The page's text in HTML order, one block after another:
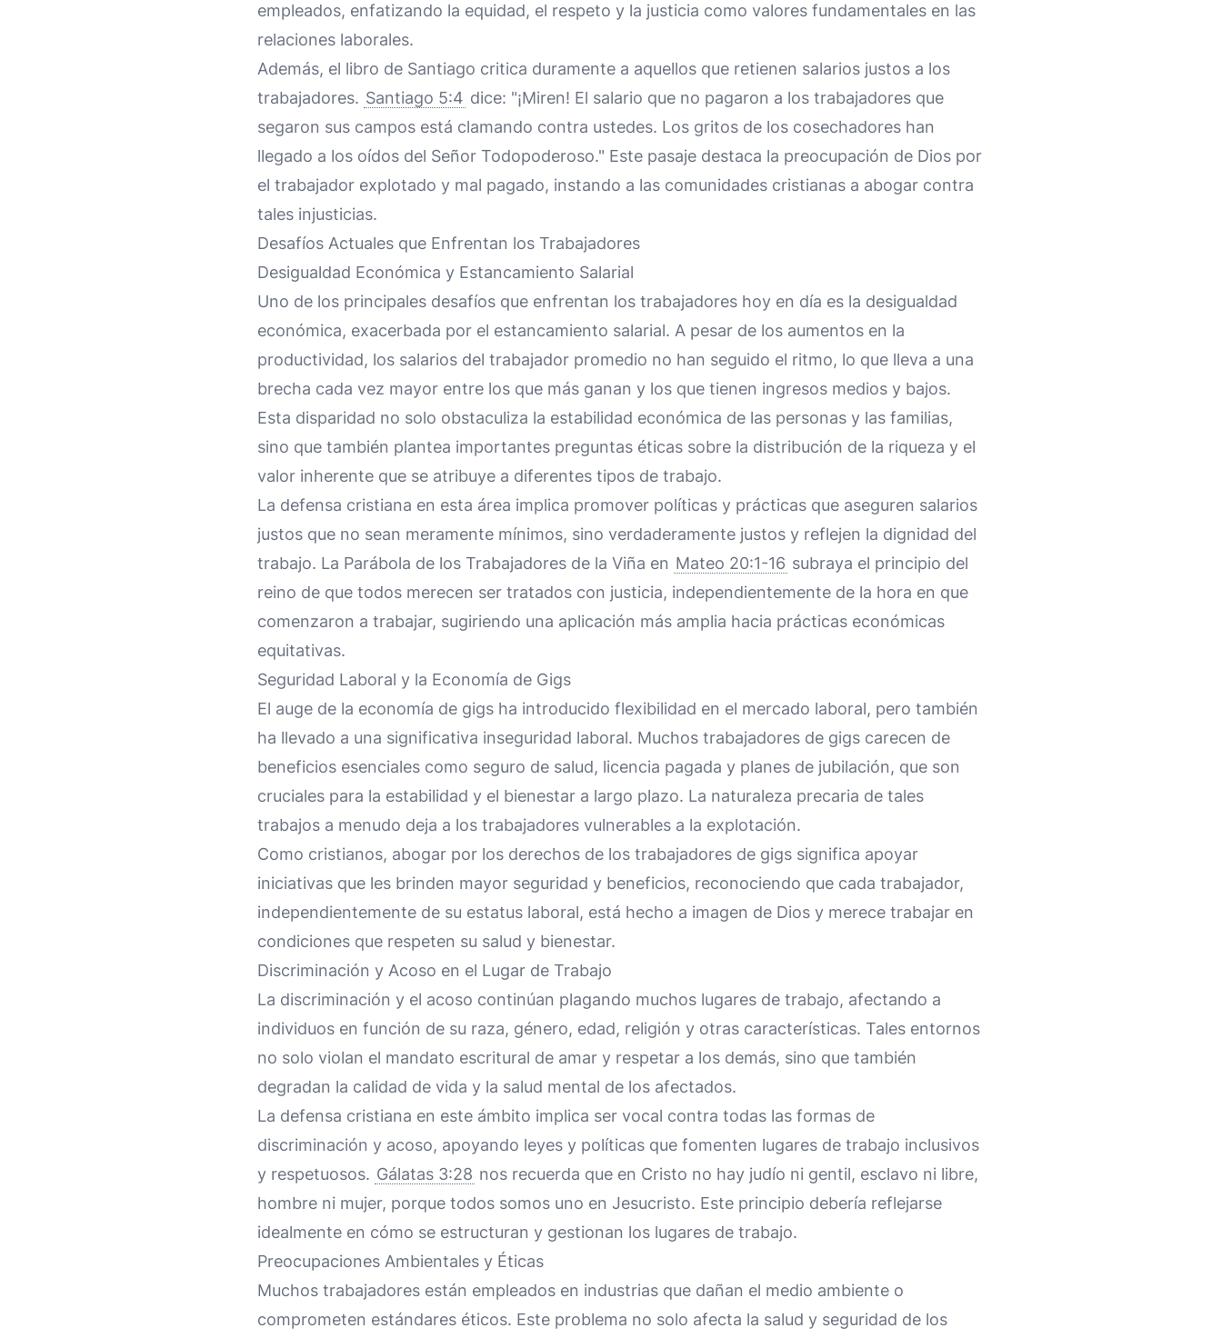
empleados, enfatizando la equidad, el respeto y la justicia como valores fundamentales en las
relaciones laborales.
Además, el libro de Santiago critica duramente a aquellos que retienen salarios justos a los
trabajadores. Santiago 5:4 dice: "¡Miren! El salario que no pagaron a los trabajadores que
segaron sus campos está clamando contra ustedes. Los gritos de los cosechadores han
llegado a los oídos del Señor Todopoderoso." Este pasaje destaca la preocupación de Dios por
el trabajador explotado y mal pagado, instando a las comunidades cristianas a abogar contra
tales injusticias.
Desafíos Actuales que Enfrentan los Trabajadores
Desigualdad Económica y Estancamiento Salarial
Uno de los principales desafíos que enfrentan los trabajadores hoy en día es la desigualdad
económica, exacerbada por el estancamiento salarial. A pesar de los aumentos en la
productividad, los salarios del trabajador promedio no han seguido el ritmo, lo que lleva a una
brecha cada vez mayor entre los que más ganan y los que tienen ingresos medios y bajos.
Esta disparidad no solo obstaculiza la estabilidad económica de las personas y las familias,
sino que también plantea importantes preguntas éticas sobre la distribución de la riqueza y el
valor inherente que se atribuye a diferentes tipos de trabajo.
La defensa cristiana en esta área implica promover políticas y prácticas que aseguren salarios
justos que no sean meramente mínimos, sino verdaderamente justos y reflejen la dignidad del
trabajo. La Parábola de los Trabajadores de la Viña en Mateo 20:1-16 subraya el principio del
reino de que todos merecen ser tratados con justicia, independientemente de la hora en que
comenzaron a trabajar, sugiriendo una aplicación más amplia hacia prácticas económicas
equitativas.
Seguridad Laboral y la Economía de Gigs
El auge de la economía de gigs ha introducido flexibilidad en el mercado laboral, pero también
ha llevado a una significativa inseguridad laboral. Muchos trabajadores de gigs carecen de
beneficios esenciales como seguro de salud, licencia pagada y planes de jubilación, que son
cruciales para la estabilidad y el bienestar a largo plazo. La naturaleza precaria de tales
trabajos a menudo deja a los trabajadores vulnerables a la explotación.
Como cristianos, abogar por los derechos de los trabajadores de gigs significa apoyar
iniciativas que les brinden mayor seguridad y beneficios, reconociendo que cada trabajador,
independientemente de su estatus laboral, está hecho a imagen de Dios y merece trabajar en
condiciones que respeten su salud y bienestar.
Discriminación y Acoso en el Lugar de Trabajo
La discriminación y el acoso continúan plagando muchos lugares de trabajo, afectando a
individuos en función de su raza, género, edad, religión y otras características. Tales entornos
no solo violan el mandato escritural de amar y respetar a los demás, sino que también
degradan la calidad de vida y la salud mental de los afectados.
La defensa cristiana en este ámbito implica ser vocal contra todas las formas de
discriminación y acoso, apoyando leyes y políticas que fomenten lugares de trabajo inclusivos
y respetuosos. Gálatas 3:28 nos recuerda que en Cristo no hay judío ni gentil, esclavo ni libre,
hombre ni mujer, porque todos somos uno en Jesucristo. Este principio debería reflejarse
idealmente en cómo se estructuran y gestionan los lugares de trabajo.
Preocupaciones Ambientales y Éticas
Muchos trabajadores están empleados en industrias que dañan el medio ambiente o
comprometen estándares éticos. Este problema no solo afecta la salud y seguridad de los